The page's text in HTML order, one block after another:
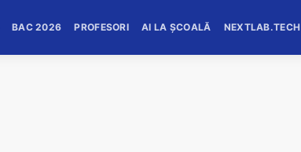
BAC 2026 PROFESORI AI LA ȘCOALĂ NEXTLAB.TECH